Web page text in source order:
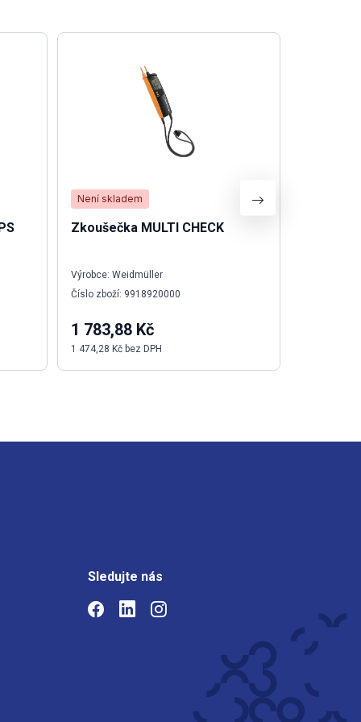
Není skladem
Zkoušečka MULTI CHECK
Výrobce: Weidmüller
Číslo zboží: 9918920000
1 783,88 Kč
1 474,28 Kč bez DPH
Sledujte nás